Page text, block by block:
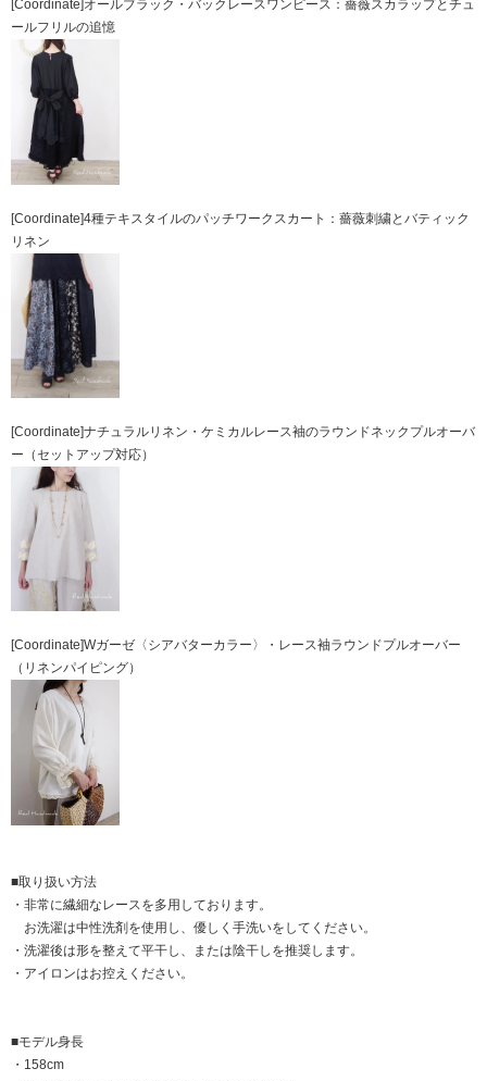
[Coordinate]オールブラック・バックレースワンピース：薔薇スカラップとチュ
ールフリルの追憶
[Coordinate]4種テキスタイルのパッチワークスカート：薔薇刺繍とバティック
リネン
[Coordinate]ナチュラルリネン・ケミカルレース袖のラウンドネックプルオーバ
ー（セットアップ対応）
[Coordinate]Wガーゼ〈シアバターカラー〉・レース袖ラウンドプルオーバー
（リネンパイピング）
■取り扱い方法
・非常に繊細なレースを多用しております。
お洗濯は中性洗剤を使用し、優しく手洗いをしてください。
・洗濯後は形を整えて平干し、または陰干しを推奨します。
・アイロンはお控えください。
■モデル身長
・158cm